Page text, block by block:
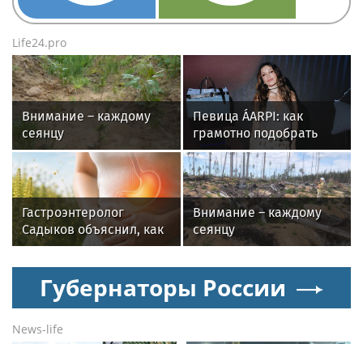
Life24.pro
Внимание – каждому
сеянцу
Певица ÁARPI: как
грамотно подобрать
гардероб для
выступлений
Гастроэнтеролог
Садыков объяснил, как
амброзия может влиять
Внимание – каждому
сеянцу
Губернаторы России
News-life